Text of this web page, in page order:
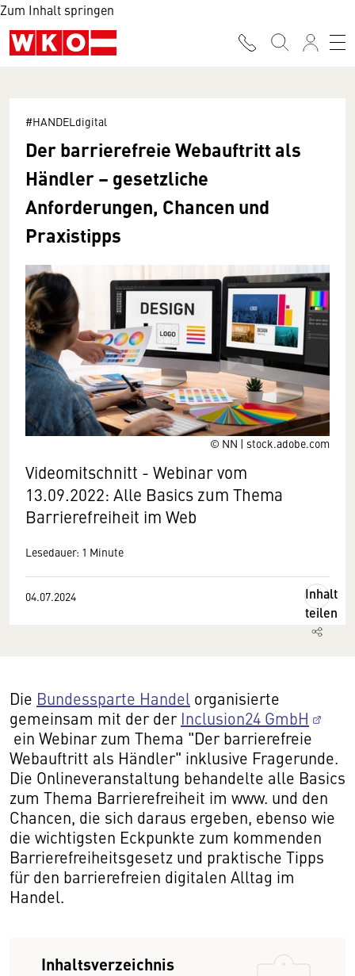
Zum Inhalt springen
© NN | stock.adobe.com
#HANDELdigital
Der barrierefreie Webauftritt als
Händler – gesetzliche
Anforderungen, Chancen und
Praxistipps
Videomitschnitt - Webinar vom
13.09.2022: Alle Basics zum Thema
Barrierefreiheit im Web
Lesedauer: 1 Minute
04.07.2024
Inhalt
teilen
Die Bundessparte Handel organisierte
gemeinsam mit der der Inclusion24 GmbH
ein Webinar zum Thema "Der barrierefreie
Webauftritt als Händler" inklusive Fragerunde.
Die Onlineveranstaltung behandelte alle Basics
zum Thema Barrierefreiheit im www. und den
Chancen, die sich daraus ergeben, ebenso wie
die wichtigsten Eckpunkte zum kommenden
Barrierefreiheitsgesetz und praktische Tipps
für den barrierefreien digitalen Alltag im
Handel.
Inhaltsverzeichnis